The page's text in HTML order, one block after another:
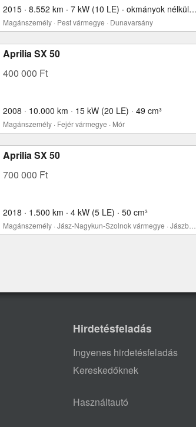
2015 · 8.552 km · 7 kW (10 LE) · okmányok nélkül · 50 cm³
Magánszemély · Pest vármegye · Dunavarsány
Aprilia SX 50
400 000 Ft
2008 · 10.000 km · 15 kW (20 LE) · 49 cm³
Magánszemély · Fejér vármegye · Mór
Aprilia SX 50
700 000 Ft
2018 · 1.500 km · 4 kW (5 LE) · 50 cm³
Hirdetésfeladás
Ingyenes hirdetésfeladás
Kereskedőknek
Használtautó